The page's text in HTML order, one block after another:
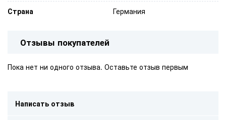
Страна
Германия
Отзывы покупателей
Пока нет ни одного отзыва. Оставьте отзыв первым
Написать отзыв